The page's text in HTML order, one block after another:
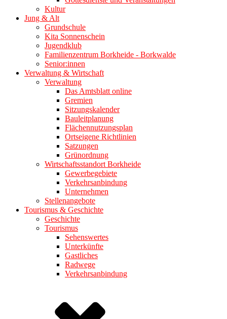
Kultur
Jung & Alt
Grundschule
Kita Sonnenschein
Jugendklub
Familienzentrum Borkheide - Borkwalde
Senior:innen
Verwaltung & Wirtschaft
Verwaltung
Das Amtsblatt online
Gremien
Sitzungskalender
Bauleitplanung
Flächennutzungsplan
Ortseigene Richtlinien
Satzungen
Grünordnung
Wirtschaftsstandort Borkheide
Gewerbegebiete
Verkehrsanbindung
Unternehmen
Stellenangebote
Tourismus & Geschichte
Geschichte
Tourismus
Sehenswertes
Unterkünfte
Gastliches
Radwege
Verkehrsanbindung